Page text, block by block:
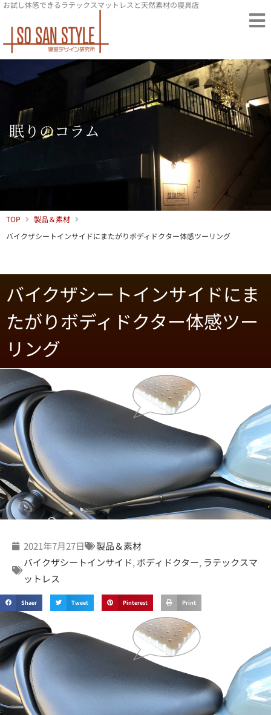
内
を
ス
お試し体感できるラテックスマットレスと天然素材の寝具店
眠りのコラム
TOP
製品＆素材
バイクザシートインサイドにまたがりボディドクター体感ツーリング
バイクザシートインサイドにま
たがりボディドクター体感ツー
リング
2021年7月27日
製品＆素材
バイクザシートインサイド, ボディドクター, ラテックスマ
ットレス
Shaer Tweet Pinterest Print